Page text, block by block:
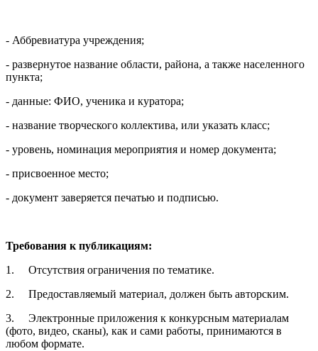
- Аббревиатура учреждения;
- развернутое название области, района, а также населенного
пункта;
- данные: ФИО, ученика и куратора;
- название творческого коллектива, или указать класс;
- уровень, номинация мероприятия и номер документа;
- присвоенное место;
- документ заверяется печатью и подписью.
Требования к публикациям:
1. Отсутствия ограничения по тематике.
2. Предоставляемый материал, должен быть авторским.
3. Электронные приложения к конкурсным материалам
(фото, видео, сканы), как и сами работы, принимаются в
любом формате.